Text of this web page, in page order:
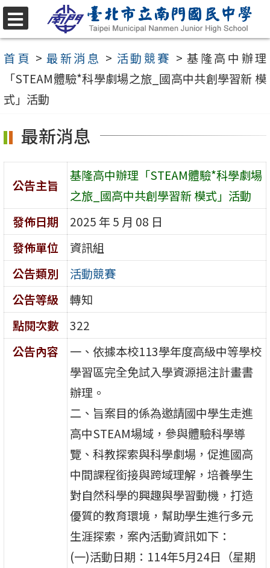
跳
至
主
內
區
選
單
首頁 >最新消息 > 活動競賽 >基隆高中辦理
「STEAM體驗*科學劇場之旅_國高中共創學習新 模
式」活動
最新消息
公告主旨
基隆高中辦理「STEAM體驗*科學劇場
之旅_國高中共創學習新 模式」活動
發佈日期
2025 年 5 月 08 日
發佈單位
資訊組
公告類別
活動競賽
公告等級
轉知
點閱次數
322
公告內容
一、依據本校113學年度高級中等學校
學習區完全免試入學資源挹注計畫書
辦理。
二、旨案目的係為邀請國中學生走進
高中STEAM場域，參與體驗科學導
覽、科教探索與科學劇場，促進國高
中間課程銜接與跨域理解，培養學生
對自然科學的興趣與學習動機，打造
優質的教育環境，幫助學生進行多元
生涯探索，案內活動資訊如下：
(一)活動日期：114年5月24日（星期